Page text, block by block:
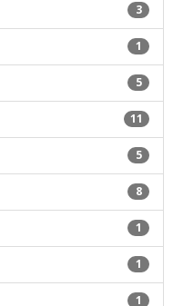
3
1
5
11
5
8
1
1
1